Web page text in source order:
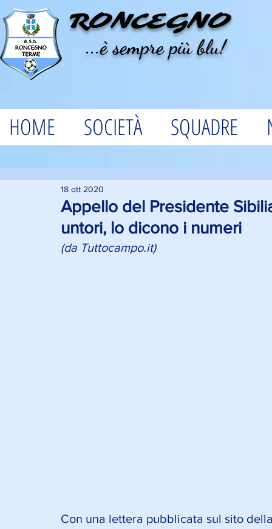
RONCEGNO
...è sempre più blu!
HOME SOCIETÀ SQUADRE
Appello del Presidente
untori, lo dicono i numeri
18 ott 2020
(da Tuttocampo.it)
Con una lettera pubblicata sul sito